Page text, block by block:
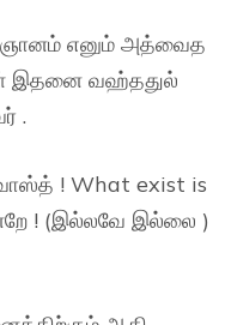
ஞானம் எனும் அத்வைத
இதனை வஹ்ததுல்
.
! What exist is
! (இல்லவே இல்லை )